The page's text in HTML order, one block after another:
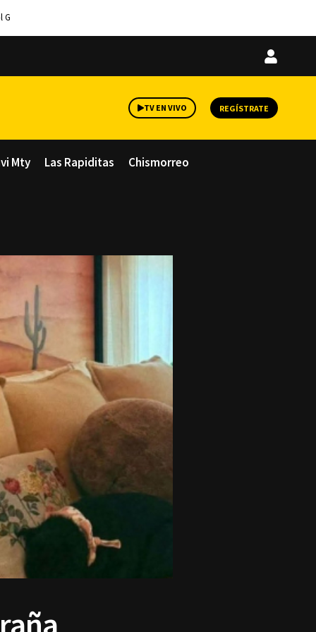
G
Iniciar
TV EN VIVO REGÍSTRATE
Mty Las Rapiditas Chismorreo